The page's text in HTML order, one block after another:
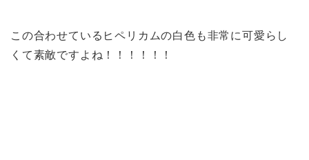
この合わせているヒペリカムの白色も非常に可愛らし
くて素敵ですよね！！！！！！